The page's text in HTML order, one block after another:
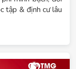
tập & định cư lâu